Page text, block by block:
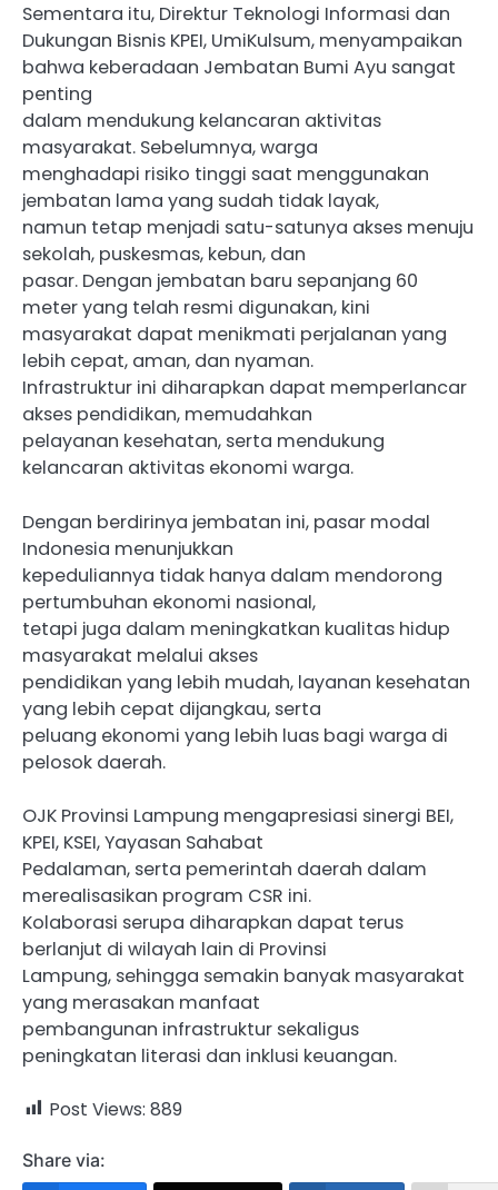
Sementara itu, Direktur Teknologi Informasi dan
Dukungan Bisnis KPEI, UmiKulsum, menyampaikan
bahwa keberadaan Jembatan Bumi Ayu sangat
penting
dalam mendukung kelancaran aktivitas
masyarakat. Sebelumnya, warga
menghadapi risiko tinggi saat menggunakan
jembatan lama yang sudah tidak layak,
namun tetap menjadi satu-satunya akses menuju
sekolah, puskesmas, kebun, dan
pasar. Dengan jembatan baru sepanjang 60
meter yang telah resmi digunakan, kini
masyarakat dapat menikmati perjalanan yang
lebih cepat, aman, dan nyaman.
Infrastruktur ini diharapkan dapat memperlancar
akses pendidikan, memudahkan
pelayanan kesehatan, serta mendukung
kelancaran aktivitas ekonomi warga.
Dengan berdirinya jembatan ini, pasar modal
Indonesia menunjukkan
kepeduliannya tidak hanya dalam mendorong
pertumbuhan ekonomi nasional,
tetapi juga dalam meningkatkan kualitas hidup
masyarakat melalui akses
pendidikan yang lebih mudah, layanan kesehatan
yang lebih cepat dijangkau, serta
peluang ekonomi yang lebih luas bagi warga di
pelosok daerah.
OJK Provinsi Lampung mengapresiasi sinergi BEI,
KPEI, KSEI, Yayasan Sahabat
Pedalaman, serta pemerintah daerah dalam
merealisasikan program CSR ini.
Kolaborasi serupa diharapkan dapat terus
berlanjut di wilayah lain di Provinsi
Lampung, sehingga semakin banyak masyarakat
yang merasakan manfaat
pembangunan infrastruktur sekaligus
peningkatan literasi dan inklusi keuangan.
Post Views: 889
Share via: